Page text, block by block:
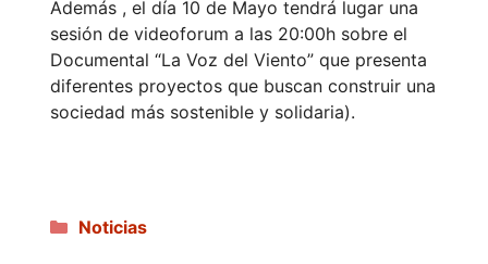
Además , el día 10 de Mayo tendrá lugar una
sesión de videoforum a las 20:00h sobre el
Documental “La Voz del Viento” que presenta
diferentes proyectos que buscan construir una
sociedad más sostenible y solidaria).
Categorías
Noticias